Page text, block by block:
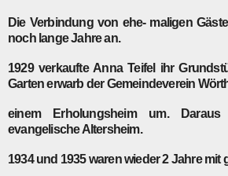
Die Verbindung von ehe- maligen
noch lange Jahre an.
1929verkaufte Anna Teifel ihr
Garten erwarb der Gemeindeverein
einem Erholungsheim um.
evangelische Altersheim.
1934und 1935waren wieder 2 Jahre mit